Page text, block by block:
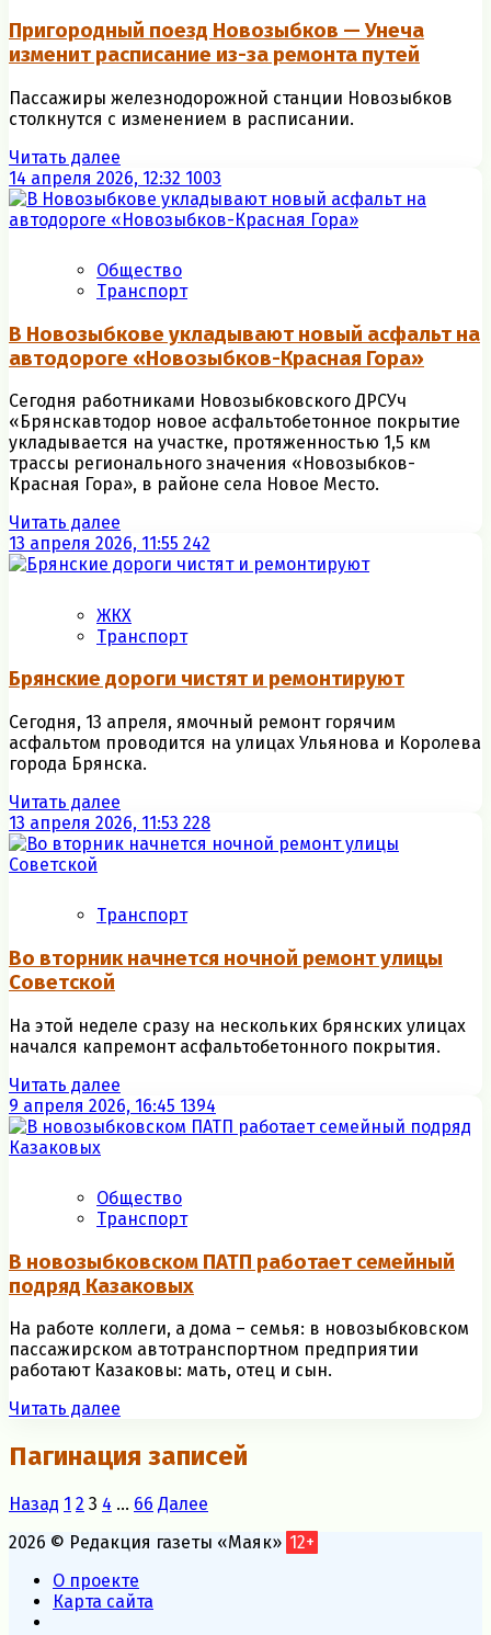
Пригородный поезд Новозыбков — Унеча
изменит расписание из-за ремонта путей
Пассажиры железнодорожной станции Новозыбков
столкнутся с изменением в расписании.
Читать далее
14 апреля 2026, 12:32 1003
Общество
Транспорт
В Новозыбкове укладывают новый асфальт на
автодороге «Новозыбков-Красная Гора»
Сегодня работниками Новозыбковского ДРСУч
«Брянскавтодор новое асфальтобетонное покрытие
укладывается на участке, протяженностью 1,5 км
трассы регионального значения «Новозыбков-
Красная Гора», в районе села Новое Место.
Читать далее
13 апреля 2026, 11:55 242
ЖКХ
Транспорт
Брянские дороги чистят и ремонтируют
Сегодня, 13 апреля, ямочный ремонт горячим
асфальтом проводится на улицах Ульянова и Королева
города Брянска.
Читать далее
13 апреля 2026, 11:53 228
Транспорт
Во вторник начнется ночной ремонт улицы
Советской
На этой неделе сразу на нескольких брянских улицах
начался капремонт асфальтобетонного покрытия.
Читать далее
9 апреля 2026, 16:45 1394
Общество
Транспорт
В новозыбковском ПАТП работает семейный
подряд Казаковых
На работе коллеги, а дома – семья: в новозыбковском
пассажирском автотранспортном предприятии
работают Казаковы: мать, отец и сын.
Читать далее
Пагинация записей
Назад 1 2 3 4 … 66 Далее
2026 © Редакция газеты «Маяк» 12+
О проекте
Карта сайта